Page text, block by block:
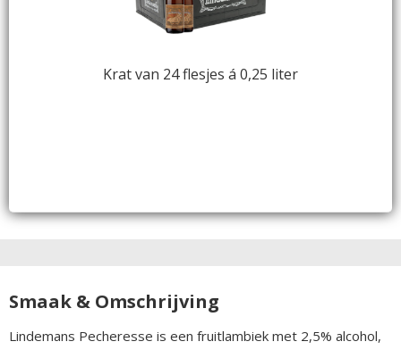
Krat van 24 flesjes á 0,25 liter
Smaak & Omschrijving
Lindemans Pecheresse is een fruitlambiek met 2,5% alcohol,